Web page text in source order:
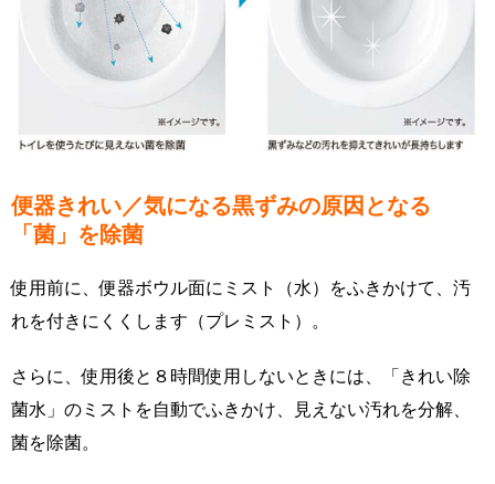
便器きれい／気になる黒ずみの原因となる
「菌」を除菌
使用前に、便器ボウル面にミスト（水）をふきかけて、汚
れを付きにくくします（プレミスト）。
さらに、使用後と８時間使用しないときには、「きれい除
菌水」のミストを自動でふきかけ、見えない汚れを分解、
菌を除菌。